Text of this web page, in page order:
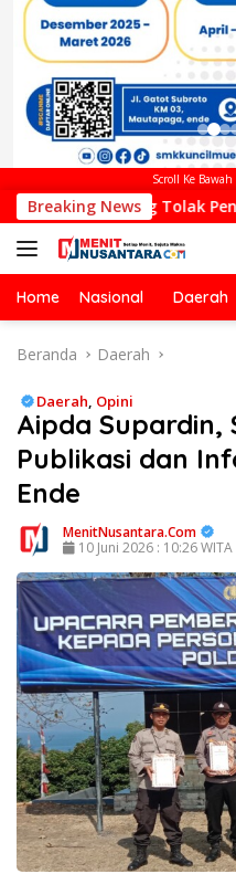
Scroll Ke
Breaking News
Penggunaan Nama
Home Nasional Daerah
Beranda Daerah
Daerah, Opini
Aipda Supardin,
Publikasi dan
Ende
MenitNusantara.Com
10 Juni 2026 : 10:26